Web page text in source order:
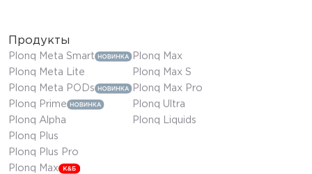
Продукты
Plonq Meta Smart
Plonq Meta Lite
Plonq Meta PODs
Plonq Prime
Plonq Alpha
Plonq Plus
Plonq Plus Pro
Plonq Max
Plonq Max
Plonq Max S
Plonq Max Pro
Plonq Ultra
Plonq Liquids